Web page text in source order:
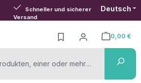
Schneller und sicherer
Versand
Deutsch
0,00 €
Warenkorb